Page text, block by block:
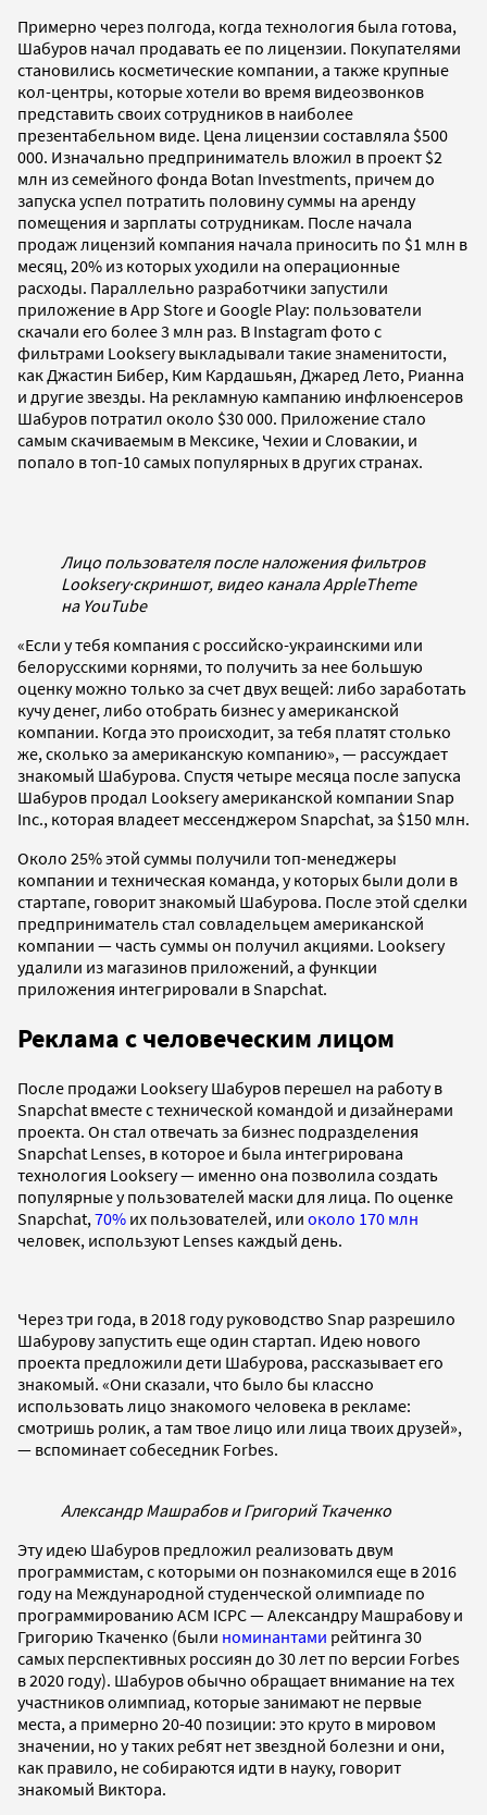
Примерно через полгода, когда технология была готова,
Шабуров начал продавать ее по лицензии. Покупателями
становились косметические компании, а также крупные
кол-центры, которые хотели во время видеозвонков
представить своих сотрудников в наиболее
презентабельном виде. Цена лицензии составляла $500
000. Изначально предприниматель вложил в проект $2
млн из семейного фонда Botan Investments, причем до
запуска успел потратить половину суммы на аренду
помещения и зарплаты сотрудникам. После начала
продаж лицензий компания начала приносить по $1 млн в
месяц, 20% из которых уходили на операционные
расходы. Параллельно разработчики запустили
приложение в App Store и Google Play: пользователи
скачали его более 3 млн раз. В Instagram фото с
фильтрами Looksery выкладывали такие знаменитости,
как Джастин Бибер, Ким Кардашьян, Джаред Лето, Рианна
и другие звезды. На рекламную кампанию инфлюенсеров
Шабуров потратил около $30 000. Приложение стало
самым скачиваемым в Мексике, Чехии и Словакии, и
попало в топ-10 самых популярных в других странах.
Лицо пользователя после наложения фильтров
Looksery·скриншот, видео канала AppleTheme
на YouTube
«Если у тебя компания с российско-украинскими или
белорусскими корнями, то получить за нее большую
оценку можно только за счет двух вещей: либо заработать
кучу денег, либо отобрать бизнес у американской
компании. Когда это происходит, за тебя платят столько
же, сколько за американскую компанию», — рассуждает
знакомый Шабурова. Спустя четыре месяца после запуска
Шабуров продал Looksery американской компании Snap
Inc., которая владеет мессенджером Snapchat, за $150 млн.
Около 25% этой суммы получили топ-менеджеры
компании и техническая команда, у которых были доли в
стартапе, говорит знакомый Шабурова. После этой сделки
предприниматель стал совладельцем американской
компании — часть суммы он получил акциями. Looksery
удалили из магазинов приложений, а функции
приложения интегрировали в Snapchat.
Реклама с человеческим лицом
После продажи Looksery Шабуров перешел на работу в
Snapchat вместе с технической командой и дизайнерами
проекта. Он стал отвечать за бизнес подразделения
Snapchat Lenses, в которое и была интегрирована
технология Looksery — именно она позволила создать
популярные у пользователей маски для лица. По оценке
Snapchat, 70% их пользователей, или около 170 млн
человек, используют Lenses каждый день.
Через три года, в 2018 году руководство Snap разрешило
Шабурову запустить еще один стартап. Идею нового
проекта предложили дети Шабурова, рассказывает его
знакомый. «Они сказали, что было бы классно
использовать лицо знакомого человека в рекламе:
смотришь ролик, а там твое лицо или лица твоих друзей»,
— вспоминает собеседник Forbes.
Александр Машрабов и Григорий Ткаченко
Эту идею Шабуров предложил реализовать двум
программистам, с которыми он познакомился еще в 2016
году на Международной студенческой олимпиаде по
программированию ACM ICPC — Александру Машрабову и
Григорию Ткаченко (были номинантами рейтинга 30
самых перспективных россиян до 30 лет по версии Forbes
в 2020 году). Шабуров обычно обращает внимание на тех
участников олимпиад, которые занимают не первые
места, а примерно 20-40 позиции: это круто в мировом
значении, но у таких ребят нет звездной болезни и они,
как правило, не собираются идти в науку, говорит
знакомый Виктора.